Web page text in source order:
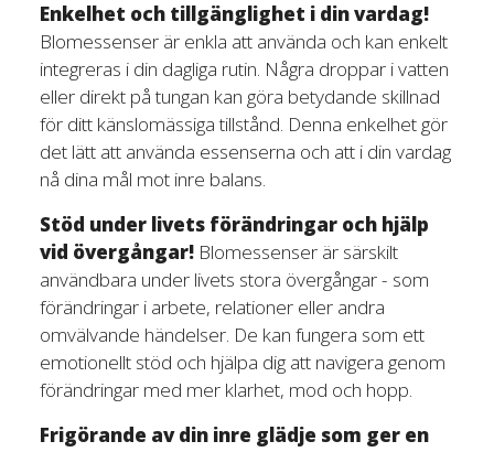
Enkelhet och tillgänglighet i din vardag!
Blomessenser är enkla att använda och kan enkelt
integreras i din dagliga rutin. Några droppar i vatten
eller direkt på tungan kan göra betydande skillnad
för ditt känslomässiga tillstånd. Denna enkelhet gör
det lätt att använda essenserna och att i din vardag
nå dina mål mot inre balans.
Stöd under livets förändringar och hjälp
vid övergångar!Blomessenser är särskilt
användbara under livets stora övergångar - som
förändringar i arbete, relationer eller andra
omvälvande händelser. De kan fungera som ett
emotionellt stöd och hjälpa dig att navigera genom
förändringar med mer klarhet, mod och hopp.
Frigörande av din inre glädje som ger en